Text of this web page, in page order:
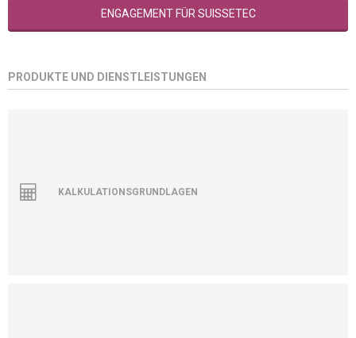
ENGAGEMENT FÜR SUISSETEC
PRODUKTE UND DIENSTLEISTUNGEN
KALKULATIONSGRUNDLAGEN